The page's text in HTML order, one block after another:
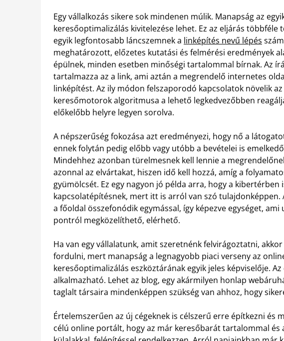
Egy vállalkozás sikere sok mindenen múlik. Manapság az
keresőoptimalizálás kivitelezése lehet. Ez az eljárás többféle
egyik legfontosabb láncszemnek a linképítés nevű lépés
meghatározott, előzetes kutatási és felmérési eredmények
épülnek, minden esetben minőségi tartalommal bírnak. Az
tartalmazza az a link, ami aztán a megrendelő internetes
linképítést. Az ily módon felszaporodó kapcsolatok növelik
keresőmotorok algoritmusa a lehető legkedvezőbben
előkelőbb helyre legyen sorolva.
A népszerűség fokozása azt eredményezi, hogy nő a
ennek folytán pedig előbb vagy utóbb a bevételei is
Mindehhez azonban türelmesnek kell lennie a
azonnal az elvártakat, hiszen idő kell hozzá, amíg a
gyümölcsét. Ez egy nagyon jó példa arra, hogy a kibertérben
kapcsolatépítésnek, mert itt is arról van szó tulajdonképpen.
a főoldal összefonódik egymással, így képezve egységet,
pontról megközelíthető, elérhető.
Ha van egy vállalatunk, amit szeretnénk felvirágoztatni, akkor
fordulni, mert manapság a legnagyobb piaci verseny az
keresőoptimalizálás eszköztárának egyik jeles képviselője.
alkalmazható. Lehet az blog, egy akármilyen honlap
taglalt társaira mindenképpen szükség van ahhoz, hogy
Értelemszerűen az új cégeknek is célszerű erre építkezni és
célú online portált, hogy az már keresőbarát tartalommal és